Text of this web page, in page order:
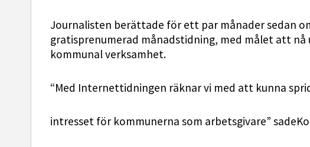
Journalisten berättade för ett par månader sedan
gratisprenumerad månadstidning, med målet att
kommunal verksamhet.
“Med Internettidningen räknar vi med att kunna
intresset för kommunerna som arbetsgivare”